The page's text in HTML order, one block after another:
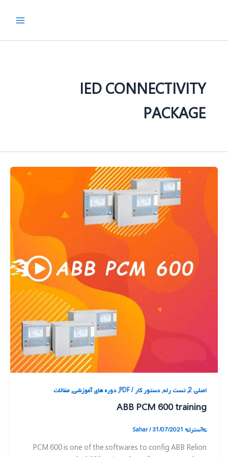
IED CONNECTIVITY
PACKAGE
اصلی 2 ,تست رله,دستور کار / PDF ,دوره های آموزشی,مقالات
ABB PCM 600 training
%آسترا% Sahar/31/07/2021
PCM 600 is one of the softwares to config ABB Relion